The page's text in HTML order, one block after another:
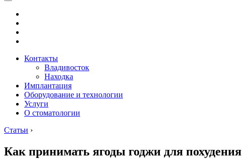
Контакты
Владивосток
Находка
Имплантация
Оборудование и технологии
Услуги
О стоматологии
Статьи ›
Как принимать ягоды годжи для похудения